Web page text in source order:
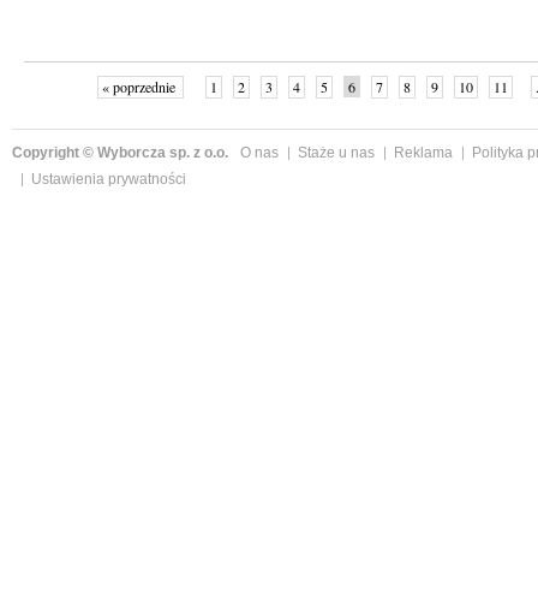
« poprzednie 1 2 3 4 5 6 7 8 9 10 11
Copyright © Wyborcza sp. z o.o. O nas Staże u nas Reklama
Polityka
Ustawienia prywatności